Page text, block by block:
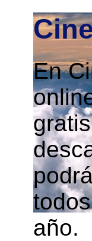
En
año.